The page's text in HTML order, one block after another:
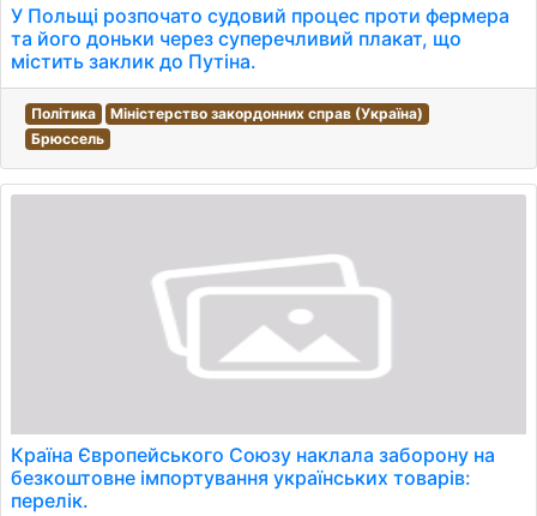
У Польщі розпочато судовий процес проти фермера
та його доньки через суперечливий плакат, що
містить заклик до Путіна.
Політика
Міністерство закордонних справ (Україна)
Брюссель
Країна Європейського Союзу наклала заборону на
безкоштовне імпортування українських товарів:
перелік.